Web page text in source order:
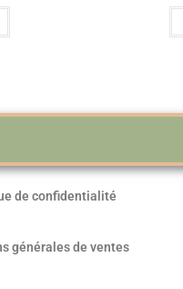
de confidentialité
générales de ventes